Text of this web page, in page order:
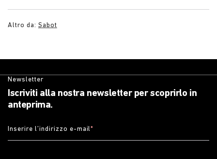
Altro da: Sabot
Newsletter
Iscriviti alla nostra newsletter per scoprirlo in
anteprima.
Inserire l’indirizzo e-mail*